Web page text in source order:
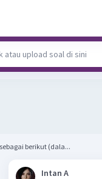
berikut (dala...
Intan A